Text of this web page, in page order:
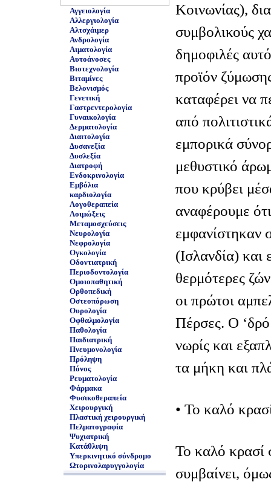
Αγγειολογία
Αλλεργιολογία
Αλτσχάιμερ
Ανδρολογία
Αιματολογία
Αυτοάνοσες
Βιοτεχνολογία
Βιταμίνες
Βελονισμός
Γενετική
Γαστρεντερολογία
Γυναικολογία
Δερματολογία
Διαιτολογία
Δυσανεξία
Δυσλεξία
Διατροφή
Ενδοκρινολογία
Εμβόλια
καρδιολογία
Λογοθεραπεία
Λοιμώξεις
Μεταμοσχεύσεις
Νευρολογία
Νεφρολογία
Ογκολογία
Οδοντιατρική
Περιοδοντολογία
Ομοιοπαθητική
Ορθοπεδική
Οστεοπόρωση
Ουρολογία
Οφθαλμολογία
Παθολογία
Παιδιατρική
Πνευμονολογία
Πρόληψη
Πόνος
Ρευματολογία
Φάρμακα
Φυσικοθεραπεία
Χειρουργική
Πλαστική χειρουργική
Πελματογραφία
Ψυχιατρική
Κατάθλιψη
Υπερκινητικό σύνδρομο
Ωτορινολαρυγγολογία
Κοινωνίας),
συμβολικούς
δημοφιλές
προϊόν
καταφέρει να
από
εμπορικά
μεθυστικό
που κρύβει
αναφέρουμε
εμφανίστηκαν
(Ισλανδία) και
θερμότερες
οι πρώτοι
Πέρσες. Ο
νωρίς και
τα μήκη και
• Το καλό
Το καλό κρασί
συμβαίνει,